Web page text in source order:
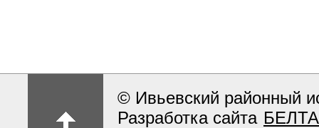
© Ивьевский районный
Разработка сайта БЕЛТА